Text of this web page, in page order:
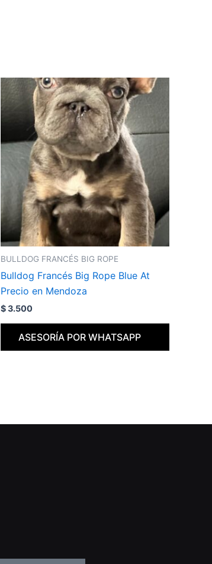
BULLDOG FRANCÉS BIG ROPE
Bulldog Francés Big Rope Blue At
Precio en Mendoza
$3.500
ASESORÍA POR WHATSAPP